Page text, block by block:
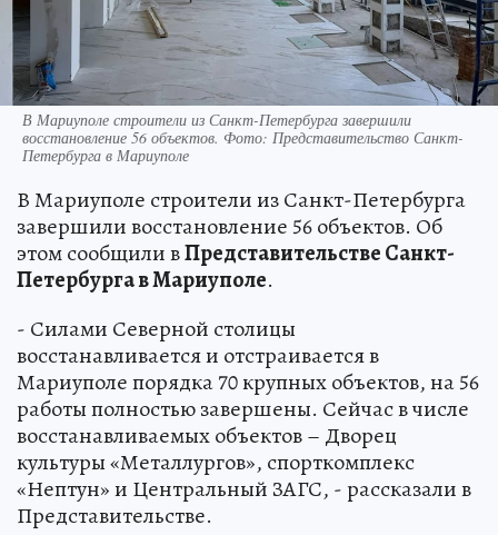
В Мариуполе строители из Санкт-Петербурга завершили
восстановление 56 объектов. Фото: Представительство Санкт-
Петербурга в Мариуполе
В Мариуполе строители из Санкт-Петербурга
завершили восстановление 56 объектов. Об
этом сообщили вПредставительстве Санкт-
Петербурга в Мариуполе.
- Силами Северной столицы
восстанавливается и отстраивается в
Мариуполе порядка 70 крупных объектов, на 56
работы полностью завершены. Сейчас в числе
восстанавливаемых объектов – Дворец
культуры «Металлургов», спорткомплекс
«Нептун» и Центральный ЗАГС, - рассказали в
Представительстве.